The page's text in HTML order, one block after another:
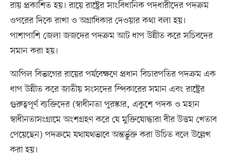
রায় প্রকাশিত হয়। রায়ে রাষ্ট্রের সাংবিধানিক পদধারীদের পদক্রম
ওপরের দিকে রাখা ও অগ্রাধিকার দেওয়ার কথা বলা হয়।
পাশাপাশি জেলা জজদের পদক্রম আট ধাপ উন্নীত করে সচিবদের
সমান করা হয়।
আপিল বিভাগের রায়ের পর্যবেক্ষণে প্রধান বিচারপতির পদক্রম এক
ধাপ উন্নীত করে জাতীয় সংসদের স্পিকারের সমান এবং রাষ্ট্রের
গুরুত্বপূর্ণ ব্যক্তিদের (স্বাধীনতা পুরস্কার, একুশে পদক ও মহান
স্বাধীনতাসংগ্রামে অংশগ্রহণ করে যে মুক্তিযোদ্ধারা বীর উত্তম খেতাব
পেয়েছেন) পদক্রমে যথাযথভাবে অন্তর্ভুক্ত করা উচিত বলে উল্লেখ
করা হয়।